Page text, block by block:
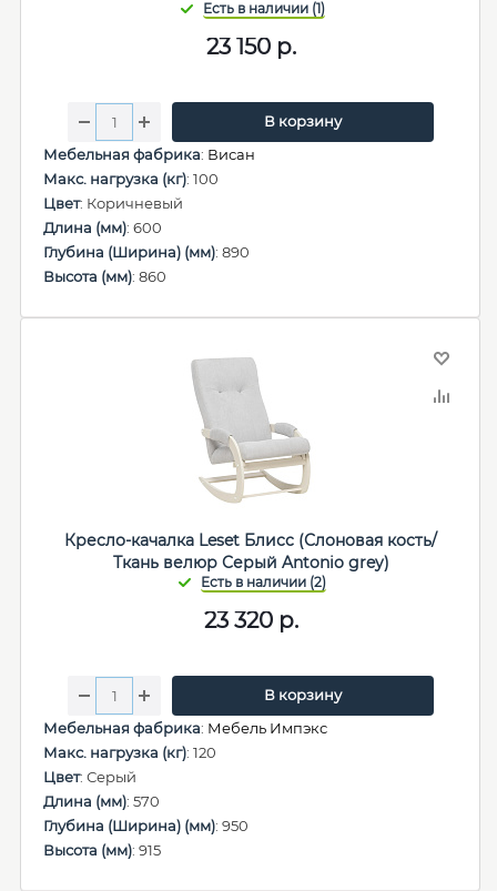
23 150р.
В корзину
Мебельная фабрика: Висан
Макс. нагрузка (кг): 100
Цвет: Коричневый
Длина (мм): 600
Глубина (Ширина) (мм): 890
Высота (мм): 860
Кресло-качалка Leset Блисс (Слоновая кость/
Ткань велюр Серый Antonio grey)
23 320р.
В корзину
Мебельная фабрика: Мебель Импэкс
Макс. нагрузка (кг): 120
Цвет: Серый
Длина (мм): 570
Глубина (Ширина) (мм): 950
Высота (мм): 915